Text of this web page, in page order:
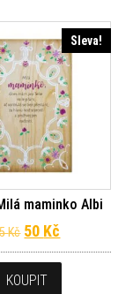
Kč.
Sleva!
maminko Albi
Kč Původní cena
50 Kč
KOUPIT